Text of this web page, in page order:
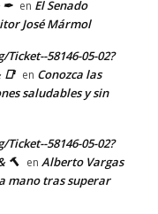
✒ en El Senado
José Mármol
58146-05-02?
📑 en Conozca las
saludables y sin
58146-05-02?
🔨 en Alberto Vargas
mano tras superar